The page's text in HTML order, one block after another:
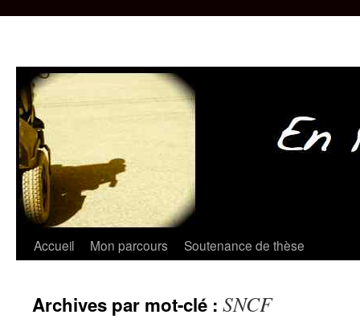
Aller
contenu
Accueil Mon parcours Soutenance de thèse
Archives par mot-clé : SNCF